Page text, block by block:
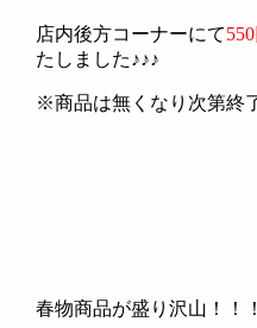
店内後方コーナーにて
たしました♪♪♪
※商品は無くなり次第終
春物商品が盛り沢山！！！